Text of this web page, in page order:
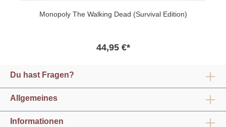
Monopoly The Walking Dead (Survival Edition)
44,95 €*
Du hast Fragen?
Allgemeines
Informationen